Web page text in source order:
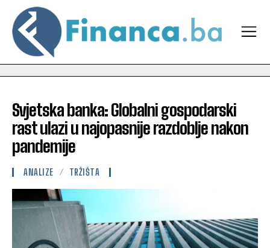
Svjetska banka: Globalni gospodarski
rast ulazi u najopasnije razdoblje nakon
pandemije
ANALIZE TRŽIŠTA